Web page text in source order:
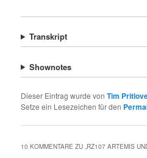
Transkript
Shownotes
Dieser Eintrag wurde vonTim
Setze ein Lesezeichen für den
10 KOMMENTARE ZU „RZ107 ARTEMIS